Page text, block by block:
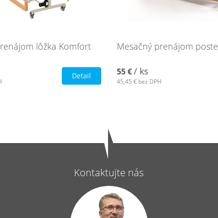
lôžka Komfort
Detail
Mesačný prenájom
55 €/ ks
45,45 € bez DPH
Kontaktujte nás